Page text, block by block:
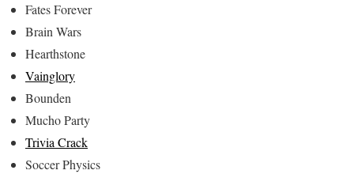
Fates Forever
Brain Wars
Hearthstone
Vainglory
Bounden
Mucho Party
Trivia Crack
Soccer Physics